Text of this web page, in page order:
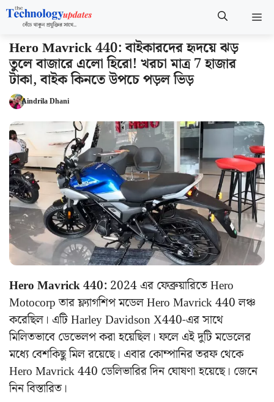
Skip
content
Hero Mavrick 440: বাইকারদের হৃদয়ে ঝড়
তুলে বাজারে এলো হিরো! খরচা মাত্র 7 হাজার
টাকা, বাইক কিনতে উপচে পড়ল ভিড়
Aindrila Dhani
Hero Mavrick 440: 2024 এর ফেব্রুয়ারিতে Hero
Motocorp তার ফ্ল্যাগশিপ মডেল Hero Mavrick 440 লঞ্চ
করেছিল। এটি Harley Davidson X440-এর সাথে
মিলিতভাবে ডেভেলপ করা হয়েছিল। ফলে এই দুটি মডেলের
মধ্যে বেশকিছু মিল রয়েছে। এবার কোম্পানির তরফ থেকে
Hero Mavrick 440 ডেলিভারির দিন ঘোষণা হয়েছে। জেনে
নিন বিস্তারিত।